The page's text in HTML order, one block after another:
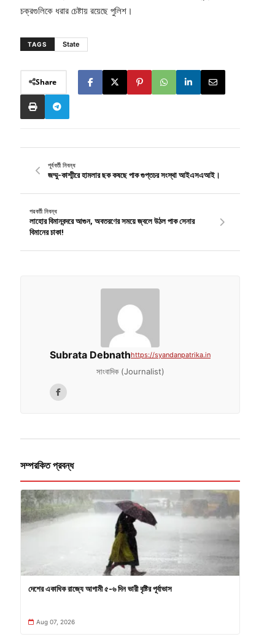
চক্রগুলিকে ধরার চেষ্টায় রয়েছে পুলিশ।
TAGS State
Share
পূর্ববর্তী নিবন্ধ
জম্মু-কাশ্মীরে হামলার ছক কষছে পাক গুপ্তচর সংস্থা আইএসএআই।
পরবর্তী নিবন্ধ
লাহোর বিমানবন্দরে আগুন, অবতরণের সময়ে জ্বলে উঠল পাক সেনার
বিমানের চাকা!
Subrata Debnathhttps://syandanpatrika.in
সাংবাদিক (Journalist)
সম্পরকিত প্রবন্ধ
দেশের একাধিক রাজ্যে আগামী ৫-৬ দিন ভারী বৃষ্টির পূর্বাভাস
Aug 07, 2026